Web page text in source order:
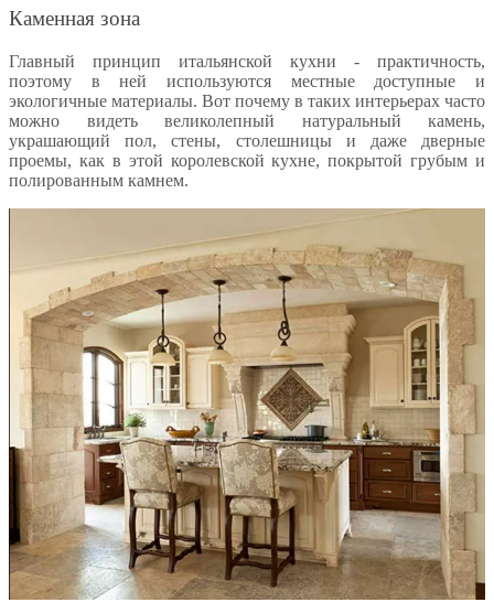
Каменная зона
Главный принцип итальянской кухни - практичность,
поэтому в ней используются местные доступные и
экологичные материалы. Вот почему в таких интерьерах часто
можно видеть великолепный натуральный камень,
украшающий пол, стены, столешницы и даже дверные
проемы, как в этой королевской кухне, покрытой грубым и
полированным камнем.